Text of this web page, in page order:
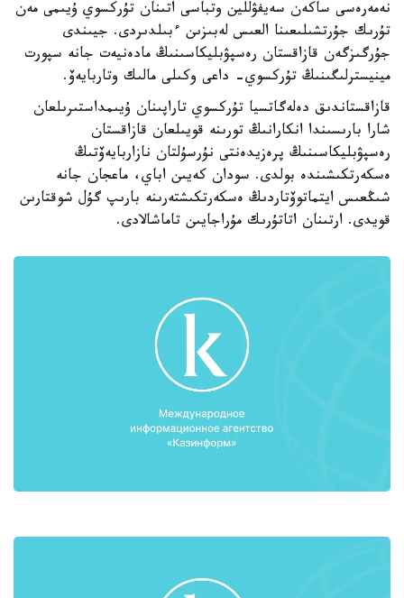
نەمەرەسى ساكەن سەيفۋللين وتباسى اتىنان تۇركسوي ۇيىمى مەن
تۇرىك جۇرتشىلىعىنا العىس لەبىزىن ءبىلدىردى. جيىندى
جۇرگىزگەن قازاقستان رەسپۋبليكاسىنىڭ مادەنيەت جانە سپورت
مينيسترلىگىنىڭ تۇركسوي- داعى وكىلى مالىك وتاربايەۆ.
قازاقستاندىق دەلەگاتسيا تۇركسوي تاراپىنان ۇيىمداستىرىلعان
شارا بارىسىندا انكارانىڭ تورىنە قويىلعان قازاقستان
رەسپۋبليكاسىنىڭ پرەزيدەنتى نۇرسۇلتان نازاربايەۆتىڭ
ەسكەرتكىشىندە بولدى. سودان كەيىن اباي، ماعجان جانە
شىڭعىس ايتماتوۆتاردىڭ ەسكەرتكىشتەرىنە بارىپ گۇل شوقتارىن
قويدى. ارتىنان اتاتۇرىك مۇراجايىن تاماشالادى.